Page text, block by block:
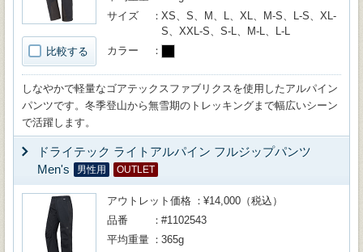
比較する
サイズ
XS、S、M、L、XL、M-S、L-S、XL-
S、XXL-S、S-L、M-L、L-L
カラー
しなやかで軽量なゴアテックスファブリクスを使用したアルパイン
パンツです。冬季登山から無雪期のトレッキングまで幅広いシーン
で活躍します。
ドライテック ライトアルパイン フルジップパンツ
Men's
男性用 OUTLET
アウトレット価格
¥14,000（税込）
品番
#1102543
平均重量
365g